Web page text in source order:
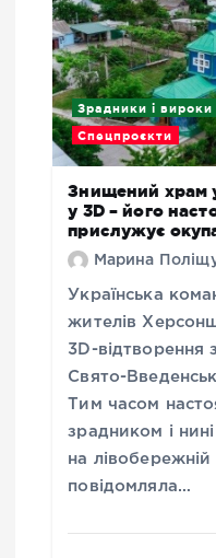
Зрадники і вироки
Спецпроєкти
Знищений храм
у 3D – його
прислужує
Марина
Українська
жителів
3D-відтворення
Свято-
Тим часом
зрадником і
на
повідомляла…